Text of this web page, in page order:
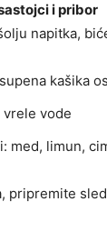
i pribor
napitka,
kašika
vrele vode
med, limun,
pripremite